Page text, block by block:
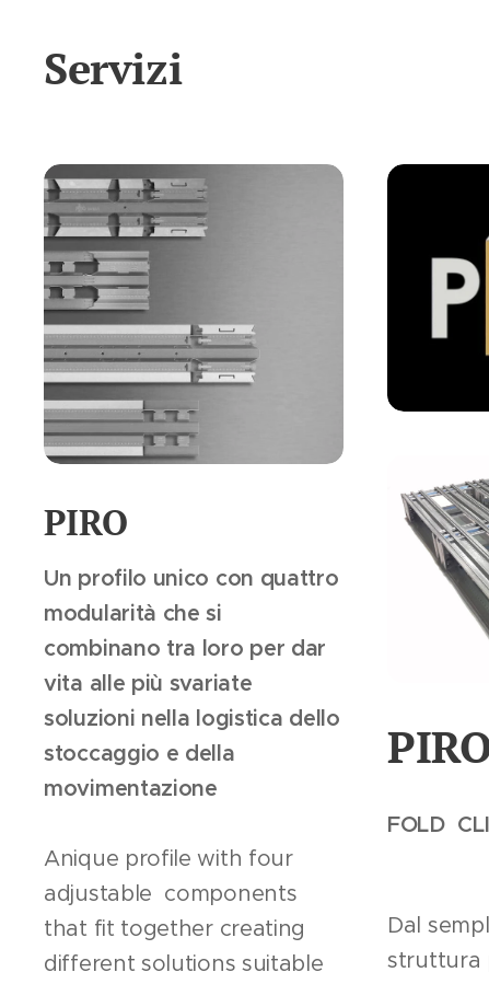
Servizi
PIRO
Un profilo unico con quattro
modularità che si
combinano tra loro per dar
vita alle più svariate
soluzioni nella logistica dello
stoccaggio e della
movimentazione
Anique profile with four
adjustable components
that fit together creating
different solutions suitable
FOLD
Dal
struttura